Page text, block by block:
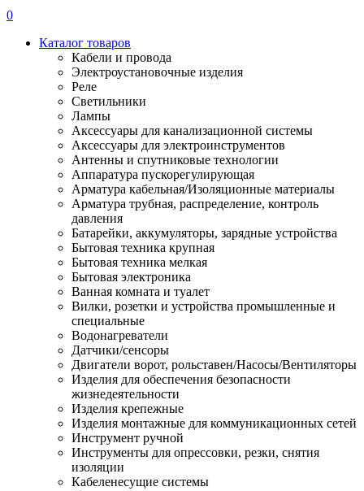
0
Каталог товаров
Кабели и провода
Электроустановочные изделия
Реле
Светильники
Лампы
Аксессуары для канализационной системы
Аксессуары для электроинструментов
Антенны и спутниковые технологии
Аппаратура пускорегулирующая
Арматура кабельная/Изоляционные материалы
Арматура трубная, распределение, контроль
давления
Батарейки, аккумуляторы, зарядные устройства
Бытовая техника крупная
Бытовая техника мелкая
Бытовая электроника
Ванная комната и туалет
Вилки, розетки и устройства промышленные и
специальные
Водонагреватели
Датчики/сенсоры
Двигатели ворот, рольставен/Насосы/Вентиляторы
Изделия для обеспечения безопасности
жизнедеятельности
Изделия крепежные
Изделия монтажные для коммуникационных сетей
Инструмент ручной
Инструменты для опрессовки, резки, снятия
изоляции
Кабеленесущие системы